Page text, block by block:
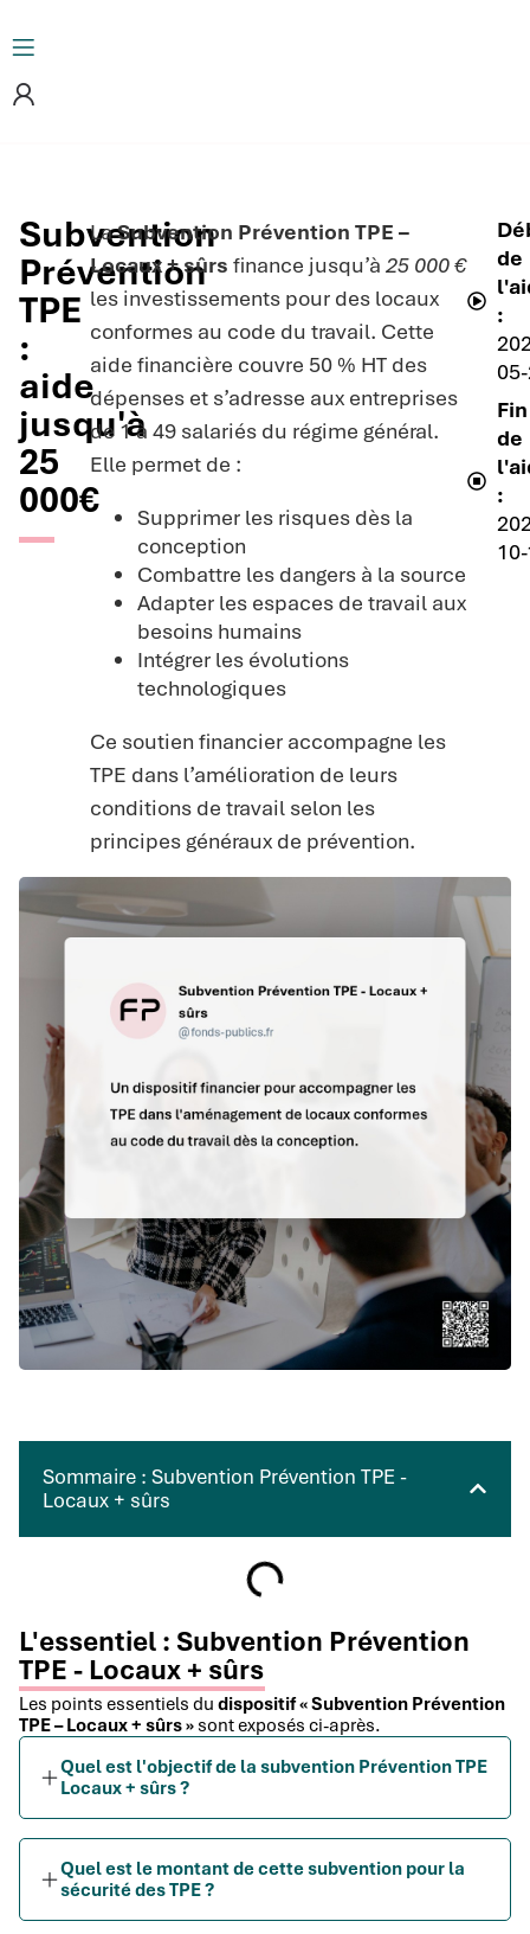
Subvention
Prévention
TPE
:
aide
jusqu'à
25
000€
LaSubvention Prévention TPE –
Locaux + sûrs finance jusqu’à 25 000 €
les investissements pour des locaux
conformes au code du travail. Cette
aide financière couvre 50 % HT des
dépenses et s’adresse aux entreprises
de 1 à 49 salariés du régime général.
Elle permet de :
Supprimer les risques dès la
conception
Combattre les dangers à la source
Adapter les espaces de travail aux
besoins humains
Intégrer les évolutions
technologiques
Ce soutien financier accompagne les
TPE dans l’amélioration de leurs
conditions de travail selon les
principes généraux de prévention.
de
:
Fin
de
:
Sommaire : Subvention Prévention TPE -
Locaux + sûrs
L'essentiel : Subvention Prévention
TPE - Locaux + sûrs
Les points essentiels du dispositif « Subvention Prévention
TPE – Locaux + sûrs » sont exposés ci-après.
Quel est l'objectif de la subvention Prévention TPE
Locaux + sûrs ?
Quel est le montant de cette subvention pour la
sécurité des TPE ?